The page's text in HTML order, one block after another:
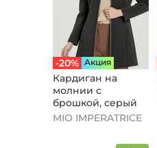
-20% Aкция
Кардиган на
молнии с
брошкой, серый
MIO IMPERATRICE